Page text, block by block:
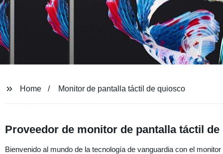
Home Monitor de pantalla táctil de quiosco
Proveedor de monitor de pantalla táctil
Bienvenido al mundo de la tecnología de vanguardia con el